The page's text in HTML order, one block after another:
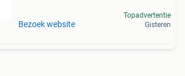
Bezoek website
Topadvertentie
Gisteren